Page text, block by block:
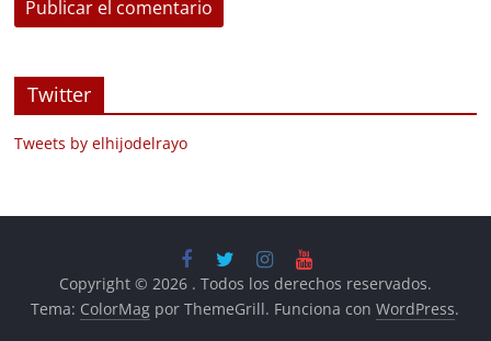
Twitter
Tweets by elhijodelrayo
Copyright © 2026 . Todos los derechos reservados.
Tema: ColorMag por ThemeGrill. Funciona conWordPress.